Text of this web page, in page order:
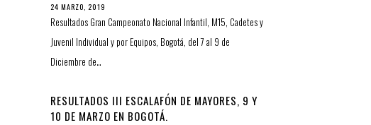
24 MARZO, 2019
Resultados Gran Campeonato Nacional Infantil, M15, Cadetes y
Juvenil Individual y por Equipos, Bogotá, del 7 al 9 de
Diciembre de…
RESULTADOS III ESCALAFÓN DE MAYORES, 9 Y
10 DE MARZO EN BOGOTÁ.